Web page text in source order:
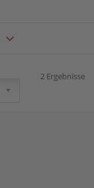
2 Ergebnisse